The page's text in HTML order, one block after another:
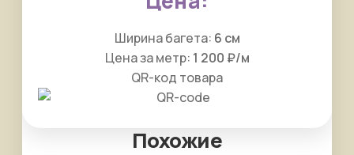
Ширина багета: 6 см
Цена за метр: 1 200 ₽/м
QR-код товара
Похожие